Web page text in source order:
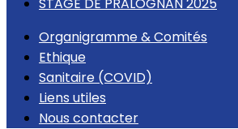
Organigramme & Comités
Ethique
Sanitaire (COVID)
Liens utiles
Nous contacter